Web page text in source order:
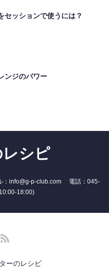
セッションで使うには？
ンジのパワー
シピ
：info@g-p-club.com 電話：045-
18:00)
ーのレシピ